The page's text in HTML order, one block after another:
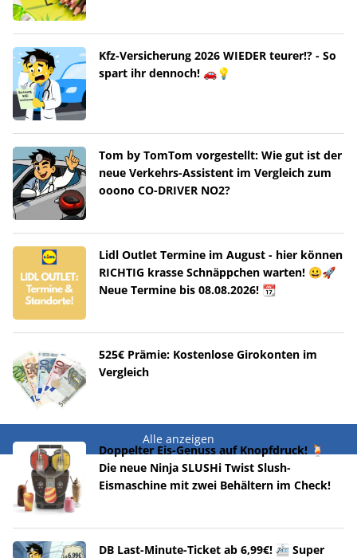
Kfz-Versicherung 2026 WIEDER teurer!? - So
spart ihr dennoch! 🚗💡
Tom by TomTom vorgestellt: Wie gut ist der
neue Verkehrs-Assistent im Vergleich zum
ooono CO-DRIVER NO2?
Lidl Outlet Termine im August - hier können
RICHTIG krasse Schnäppchen warten! 😀🚀
Neue Termine bis 08.08.2026! 📆
525€ Prämie: Kostenlose Girokonten im
Vergleich
Alle anzeigen
Doppelter Eis-Genuss auf Knopfdruck! 🍹
Die neue Ninja SLUSHi Twist Slush-
Eismaschine mit zwei Behältern im Check!
DB Last-Minute-Ticket ab 6,99€! 🚈 Super